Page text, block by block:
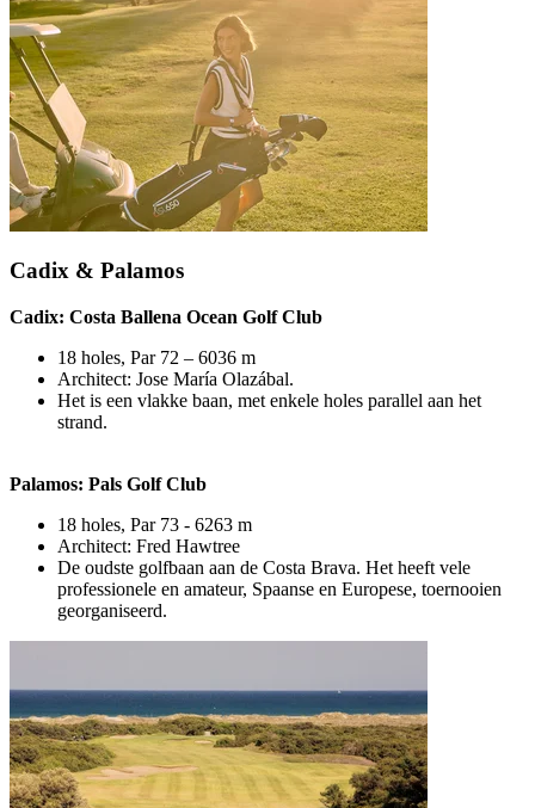
Cadix & Palamos
Cadix: Costa Ballena Ocean Golf Club
18 holes, Par 72 – 6036 m
Architect: Jose María Olazábal.
Het is een vlakke baan, met enkele holes parallel aan het
strand.
Palamos: Pals Golf Club
18 holes, Par 73 - 6263 m
Architect: Fred Hawtree
De oudste golfbaan aan de Costa Brava. Het heeft vele
professionele en amateur, Spaanse en Europese, toernooien
georganiseerd.